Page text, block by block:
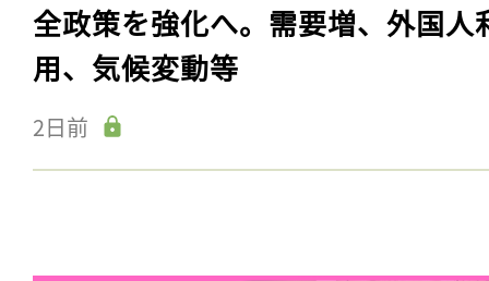
全政策を強化へ。需要増、外国人
用、気候変動等
2日前